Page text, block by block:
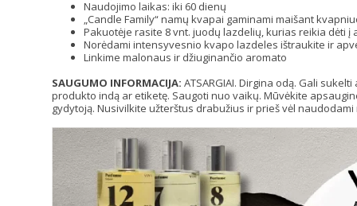
Naudojimo laikas: iki 60 dienų
„Candle Family“ namų kvapai gaminami maišant
Pakuotėje rasite 8 vnt. juodų lazdelių, kurias reikia dėti
Norėdami intensyvesnio kvapo lazdeles ištraukite ir
Linkime malonaus ir džiuginančio aromato
SAUGUMO INFORMACIJA: ATSARGIAI. Dirgina odą. Gali
produkto indą ar etiketę. Saugoti nuo vaikų. Mūvėkite
gydytoją. Nusivilkite užterštus drabužius ir prieš vėl